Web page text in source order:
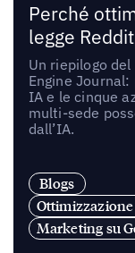
Perché
legge
Un riepilogo
Engine
IA e le cinque
multi-sede
dall’IA.
Blogs
Marketing su